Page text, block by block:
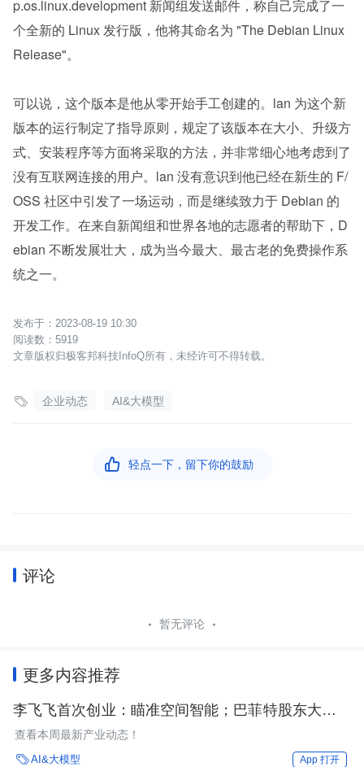
p.os.linux.development 新闻组发送邮件，称自己完成了一
个全新的 Linux 发行版，他将其命名为 "The Debian Linux
Release"。
可以说，这个版本是他从零开始手工创建的。lan 为这个新
版本的运行制定了指导原则，规定了该版本在大小、升级方
式、安装程序等方面将采取的方法，并非常细心地考虑到了
没有互联网连接的用户。lan 没有意识到他已经在新生的 F/
OSS 社区中引发了一场运动，而是继续致力于 Debian 的
开发工作。在来自新闻组和世界各地的志愿者的帮助下，D
ebian 不断发展壮大，成为当今最大、最古老的免费操作系
统之一。
2023-08-19 10:30
5919
文章版权归极客邦科技InfoQ所有，未经许可不得转载。
 企业动态 AI&大模型
 轻点一下，留下你的鼓励
评论
暂无评论
更多内容推荐
李飞飞首次创业：瞄准空间智能；巴菲特股东大会谈
AI：与核武器相似；69 岁比尔·盖茨被曝主导微软
查看本周最新产业动态！
AI&大模型 App 打开